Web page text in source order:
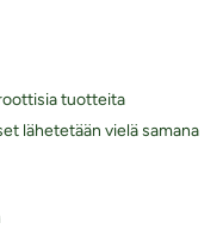
tuotteita
lähetetään vielä samana